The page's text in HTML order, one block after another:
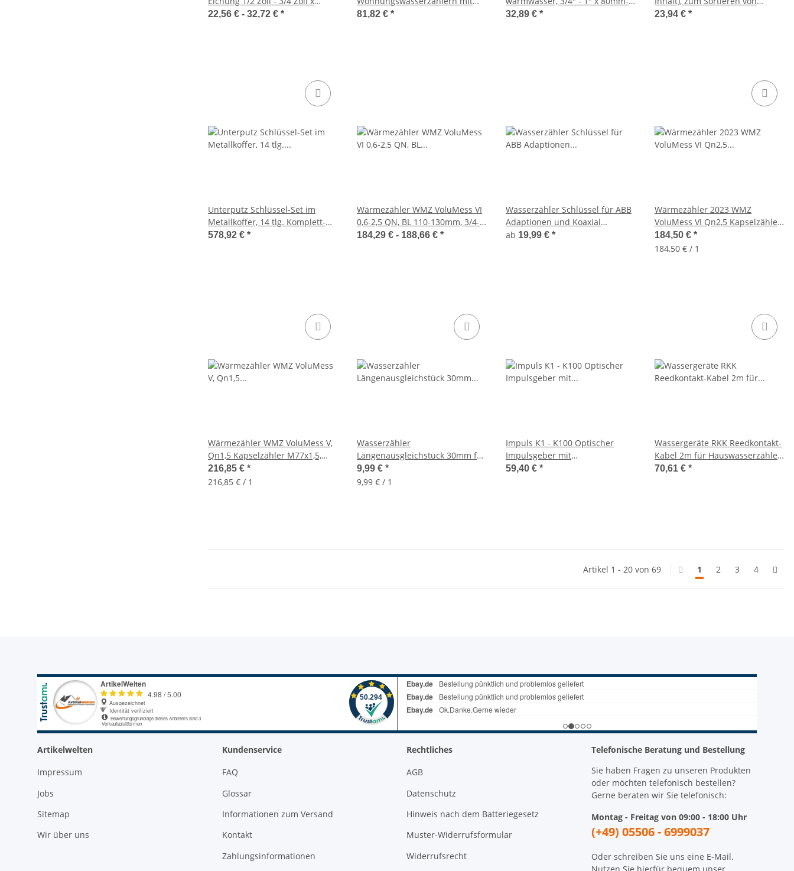
80mm-130mm
22,56 € - 32,72 € *
2m Kabel
81,82 € *
130mm, Qn1,5 - Qn2,5
32,89 € *
Kleinteilen, 460x330x80mm
23,94 € *
Unterputz Schlüssel-Set im
Metallkoffer, 14 tlg. Komplett-
Set, Wasserzähler-Schlüssel
578,92 € *
Wärmezähler WMZ VoluMess VI
0,6-2,5 QN, BL 110-130mm, 3/4-1
Zoll
184,29 € - 188,66 € *
Wasserzähler Schlüssel für ABB
Adaptionen und Koaxial
Systeme, Adapter,
ab 19,99 € *
Wärmezähler 2023 WMZ
VoluMess VI Qn2,5 Kapselzähler
2 Zoll KOAX, ISTA
184,50 € *
184,50 € / 1
Wärmezähler WMZ VoluMess V,
Qn1,5 Kapselzähler M77x1,5,
79001
216,85 € *
216,85 € / 1
Wasserzähler
Längenausgleichstück 30mm für
3/4 Zoll IGxAG
9,99 € *
9,99 € / 1
Impuls K1 - K100 Optischer
Impulsgeber mit
Rücklauferkennung, mit 2m
59,40 € *
Wassergeräte RKK Reedkontakt-
Kabel 2m für Hauswasserzähler,
10006
70,61 € *
Artikel 1 - 20 von 69 1 2 3 4
Artikelwelten
Impressum
Jobs
Sitemap
Wir über uns
Kundenservice
FAQ
Glossar
Informationen zum Versand
Kontakt
Zahlungsinformationen
Rechtliches
AGB
Datenschutz
Hinweis nach dem Batteriegesetz
Muster-Widerrufsformular
Widerrufsrecht
Telefonische Beratung und Bestellung
Sie haben Fragen zu unseren Produkten
oder möchten telefonisch bestellen?
Gerne beraten wir Sie telefonisch:
Montag - Freitag von 09:00 - 18:00 Uhr
(+49) 05506 - 6999037
Oder schreiben Sie uns eine E-Mail.